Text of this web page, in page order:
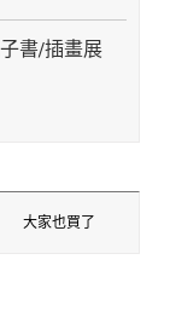
書/插畫展
大家也買了